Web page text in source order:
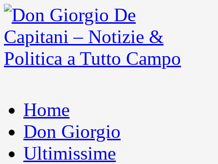
Home
Don Giorgio
Ultimissime